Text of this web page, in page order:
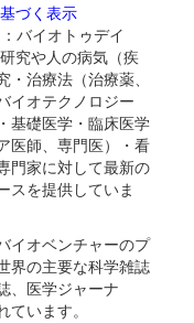
づく表示
バイオトゥデイ
究や人の病気（疾
治療法（治療薬、
イオテクノロジー
基礎医学・臨床医学
医師、専門医）・看
門家に対して最新の
スを提供していま
イオベンチャーのプ
界の主要な科学雑誌
、医学ジャーナ
います。